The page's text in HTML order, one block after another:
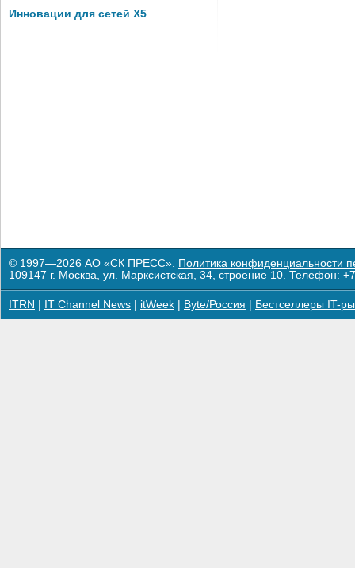
Инновации для сетей X5
© 1997—2026 АО «СК ПРЕСС». Политика конфиденциальности
109147 г. Москва, ул. Марксистская, 34, строение 10. Телефон:
ITRN IT Channel News itWeek Byte/Россия Бестселлеры IT-